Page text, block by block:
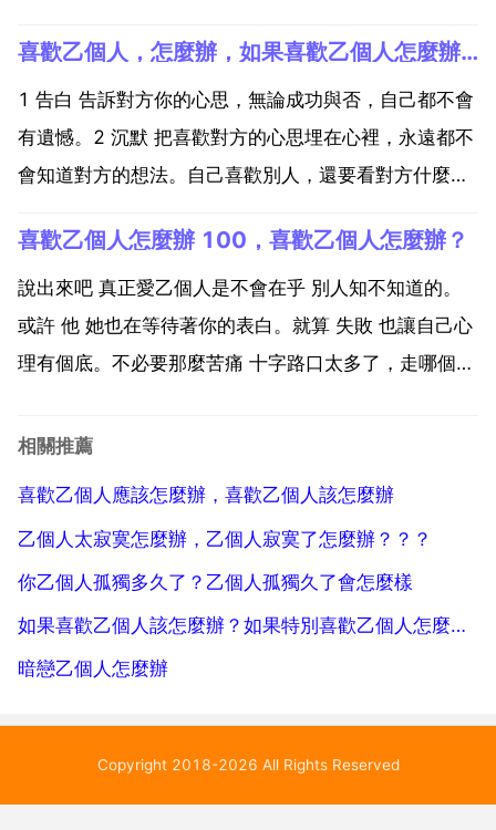
在的。在遇到挫折時，必須要拿出自己的勇氣來，勇敢
的去面對。當你試著去面對困難和壓力時，我相信這些
困難總有一天...
喜歡乙個人，怎麼辦，如果喜歡乙個人怎麼辦？
1 告白 告訴對方你的心思，無論成功與否，自己都不會
有遺憾。2 沉默 把喜歡對方的心思埋在心裡，永遠都不
會知道對方的想法。自己喜歡別人，還要看對方什麼意
樣的喜歡，於其說出來可能給對方造成困擾尷尬，還不
如把這份感情放在心底，這樣對雙方都有好處。不是乙
個世...
喜歡乙個人怎麼辦 100，喜歡乙個人怎麼辦？
說出來吧 真正愛乙個人是不會在乎 別人知不知道的。
或許 他 她也在等待著你的表白。就算 失敗 也讓自己心
理有個底。不必要那麼苦痛 十字路口太多了，走哪個方
自己去面對。說了 也許你會後悔，但 沒說 留下將會是
相關推薦
喜歡乙個人應該怎麼辦，喜歡乙個人該怎麼辦
乙個人太寂寞怎麼辦，乙個人寂寞了怎麼辦？？？
你乙個人孤獨多久了？乙個人孤獨久了會怎麼樣
如果喜歡乙個人該怎麼辦？如果特別喜歡乙個人怎麼辦？
暗戀乙個人怎麼辦
Copyright 2018-2026 All Rights Reserved